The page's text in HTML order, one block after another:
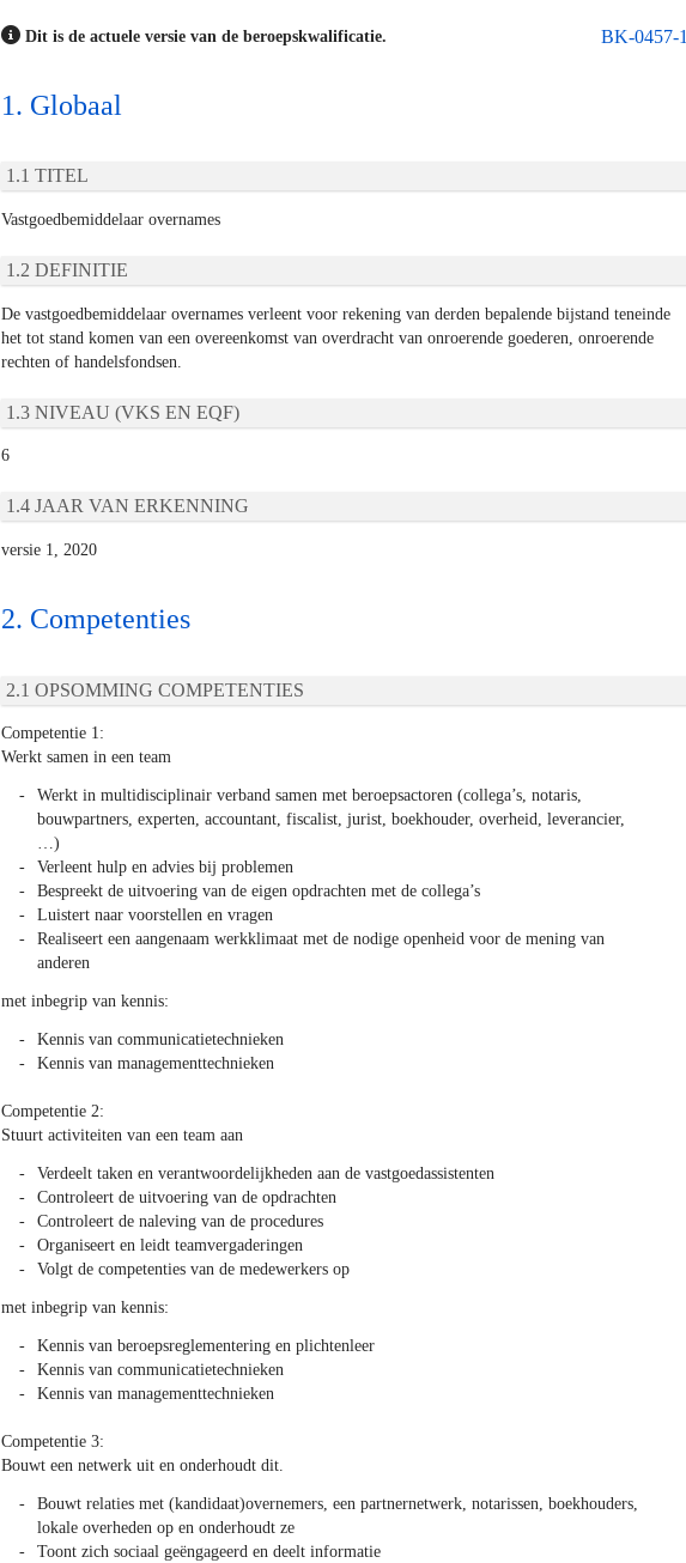
BK-0457-1
Dit is de actuele versie van de beroepskwalificatie.
Globaal
TITEL
Vastgoedbemiddelaar overnames
DEFINITIE
De vastgoedbemiddelaar overnames verleent voor rekening van derden bepalende bijstand teneinde
het tot stand komen van een overeenkomst van overdracht van onroerende goederen, onroerende
rechten of handelsfondsen.
NIVEAU (VKS EN EQF)
6
JAAR VAN ERKENNING
versie 1, 2020
Competenties
OPSOMMING COMPETENTIES
Competentie 1:
Werkt samen in een team
Werkt in multidisciplinair verband samen met beroepsactoren (collega’s, notaris,
bouwpartners, experten, accountant, fiscalist, jurist, boekhouder, overheid, leverancier,
…)
Verleent hulp en advies bij problemen
Bespreekt de uitvoering van de eigen opdrachten met de collega’s
Luistert naar voorstellen en vragen
Realiseert een aangenaam werkklimaat met de nodige openheid voor de mening van
anderen
met inbegrip van kennis:
Kennis van communicatietechnieken
Kennis van managementtechnieken
Competentie 2:
Stuurt activiteiten van een team aan
Verdeelt taken en verantwoordelijkheden aan de vastgoedassistenten
Controleert de uitvoering van de opdrachten
Controleert de naleving van de procedures
Organiseert en leidt teamvergaderingen
Volgt de competenties van de medewerkers op
met inbegrip van kennis:
Kennis van beroepsreglementering en plichtenleer
Kennis van communicatietechnieken
Kennis van managementtechnieken
Competentie 3:
Bouwt een netwerk uit en onderhoudt dit.
Bouwt relaties met (kandidaat)overnemers, een partnernetwerk, notarissen, boekhouders,
lokale overheden op en onderhoudt ze
Toont zich sociaal geëngageerd en deelt informatie